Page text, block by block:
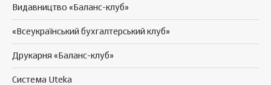
Видавництво «Баланс-клуб»
«Всеукраїнський бухгалтерський клуб»
Друкарня «Баланс-клуб»
Система Uteka